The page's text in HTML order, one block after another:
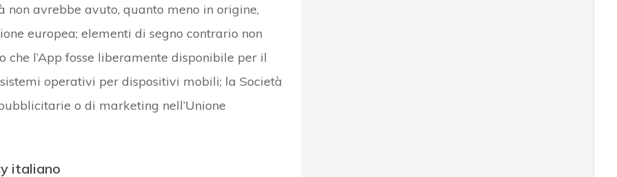
avrebbe avuto, quanto meno in origine,
europea; elementi di segno contrario non
l’App fosse liberamente disponibile per il
operativi per dispositivi mobili; la Società
o di marketing nell’Unione
italiano